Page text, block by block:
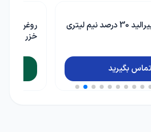
شونده بهار شیمی
ناموجود
سم